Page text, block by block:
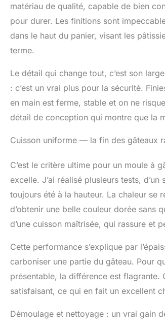
matériau de qualité, capable de bien
pour durer. Les finitions sont
dans le haut du panier, visant les
terme.
Le détail qui change tout, c’est son
: c’est un vrai plus pour la sécurité.
en main est ferme, stable et on ne
détail de conception qui montre que la
Cuisson uniforme — la fin des gâteaux
C’est le critère ultime pour un moule à
excelle. J’ai réalisé plusieurs tests,
toujours été à la hauteur. La chaleur se
d’obtenir une belle couleur dorée sans
d’une cuisson maîtrisée, qui rassure et
Cette performance s’explique par
carboniser une partie du gâteau. Pour
présentable, la différence est flagrante.
satisfaisant, ce qui en fait un excellent
Démoulage et nettoyage : un vrai gain